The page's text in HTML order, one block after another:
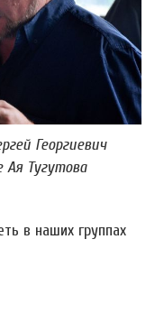
Георгиевич
Ая Тугутова
в наших группах